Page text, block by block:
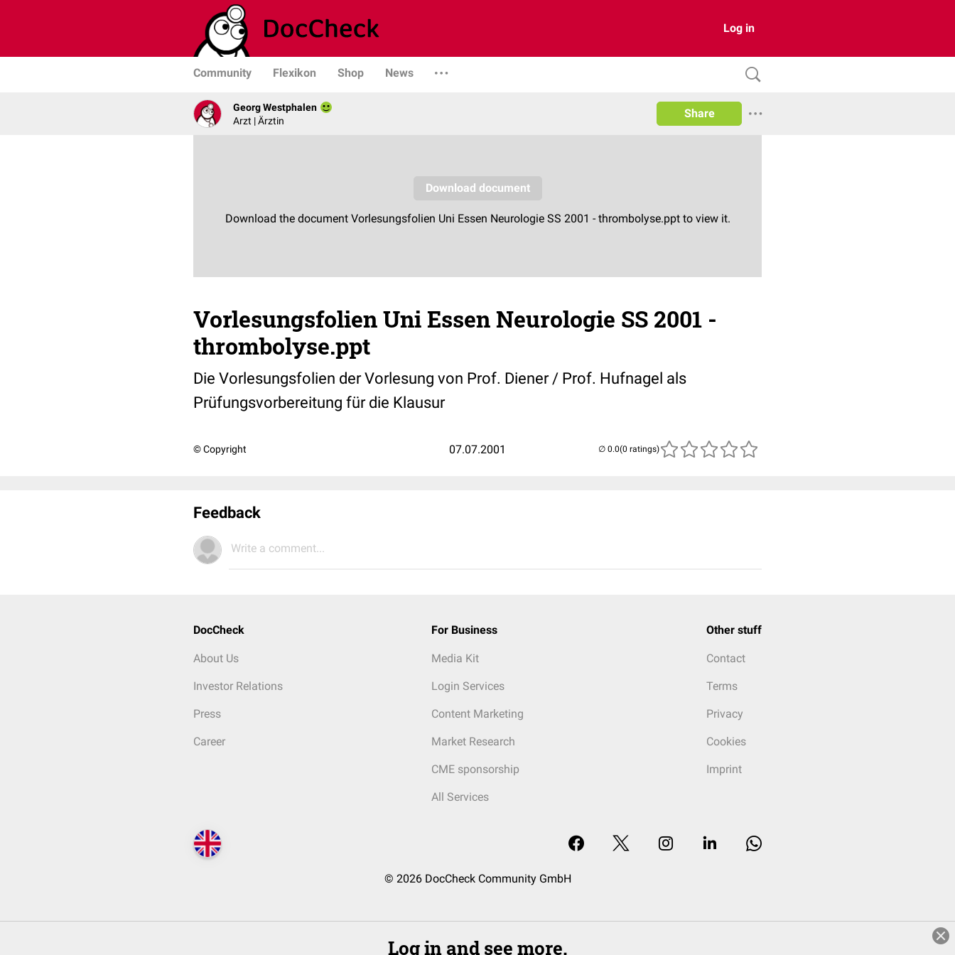
Log in
Community Flexikon Shop News
Georg Westphalen
Arzt | Ärztin
Share
Vorlesungsfolien Uni Essen Neurologie SS 2001 -
thrombolyse.ppt
Die Vorlesungsfolien der Vorlesung von Prof. Diener / Prof. Hufnagel als
Prüfungsvorbereitung für die Klausur
© Copyright 07.07.2001 (0 ratings)
Feedback
Write a comment...
DocCheck
About Us
Investor Relations
Press
Career
For Business
Media Kit
Login Services
Content Marketing
Market Research
CME sponsorship
All Services
Other stuff
Contact
Terms
Privacy
Cookies
Imprint
© 2026 DocCheck Community GmbH
Log in and see more.